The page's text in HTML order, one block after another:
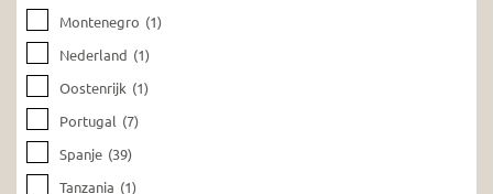
Montenegro (1)
Nederland (1)
Oostenrijk (1)
Portugal (7)
Spanje (39)
Tanzania (1)